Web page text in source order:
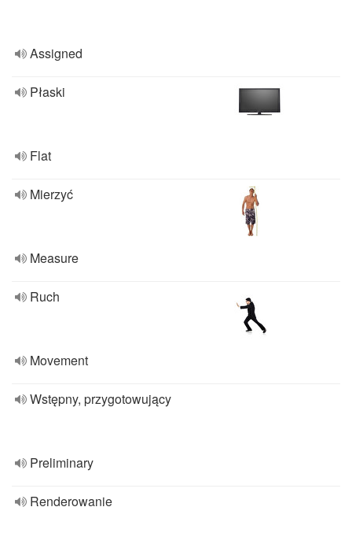
Assigned
Płaski
Flat
Mierzyć
Measure
Ruch
Movement
Wstępny, przygotowujący
Preliminary
Renderowanie